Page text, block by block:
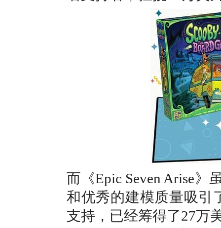
而《Epic Seven Arise
和优秀的建模质量吸引
支持，已经筹得了27万